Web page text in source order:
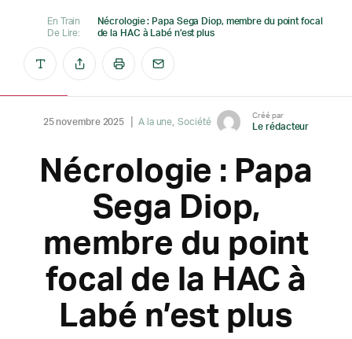
En Train
De Lire:
Nécrologie : Papa Sega Diop, membre du point focal
de la HAC à Labé n’est plus
25 novembre 2025 A la une Société
Créé par
Le rédacteur
Nécrologie : Papa
Sega Diop,
membre du point
focal de la HAC à
Labé n’est plus